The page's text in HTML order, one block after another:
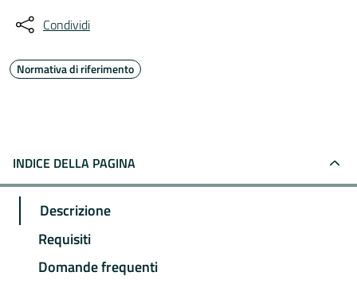
Condividi
Normativa di riferimento
INDICE DELLA PAGINA
Descrizione
Requisiti
Domande frequenti